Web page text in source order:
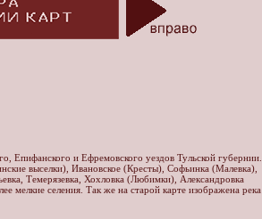
Епифанского и Ефремовского уездов Тульской губернии.
выселки), Ивановское (Кресты), Софьинка (Малевка),
Темерязевка, Хохловка (Любимки), Александровка
мелкие селения. Так же на старой карте изображена река